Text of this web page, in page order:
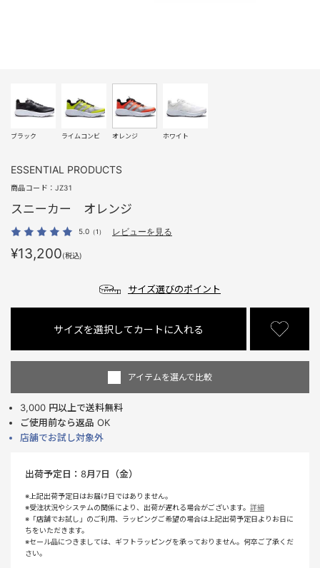
ブラック ライムコンビ オレンジ ホワイト
ESSENTIAL PRODUCTS
商品コード：JZ31
スニーカー オレンジ
5.0 （1） レビューを見る
¥13,200(税込)
サイズ選びのポイント
サイズを選択してカートに入れる
アイテムを選んで比較
3,000 円以上で送料無料
ご使用前なら返品 OK
店舗でお試し対象外
出荷予定日： 8月7日（金）
※上記出荷予定日はお届け日ではありません。
※受注状況やシステムの関係により、出荷が遅れる場合がございます。 詳細
※「店舗でお試し」のご利用、ラッピングご希望の場合は上記出荷予定日よりお日に
ちをいただきます。
※セール品につきましては、ギフトラッピングを承っておりません。何卒ご了承くだ
さい。